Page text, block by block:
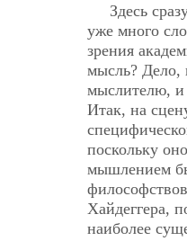
Здесь
уже много
зрения
мысль? Дело,
мыслителю, и
Итак, на
поскольку
мышлением
Хайдеггера,
наиболее